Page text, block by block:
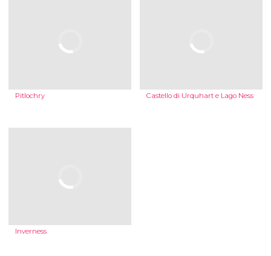
Pitlochry Castello di Urquhart e Lago Ness
Inverness